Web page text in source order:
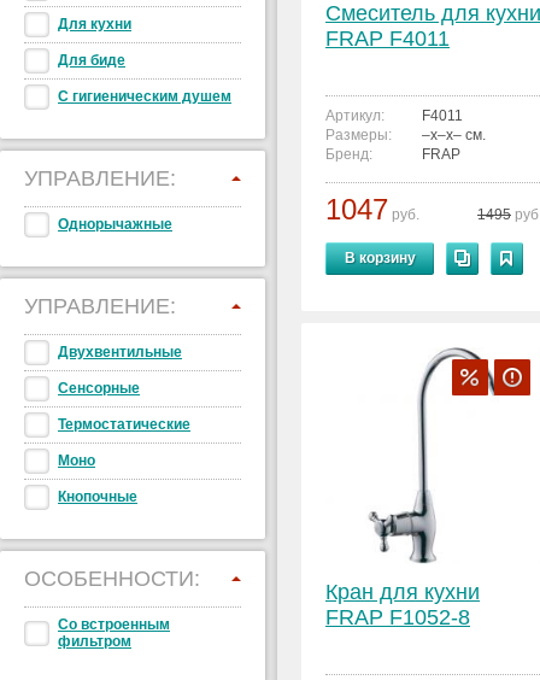
Для кухни
Для биде
С гигиеническим душем
УПРАВЛЕНИЕ:
Однорычажные
УПРАВЛЕНИЕ:
Двухвентильные
Сенсорные
Термостатические
Моно
Кнопочные
ОСОБЕННОСТИ:
Со встроенным
фильтром
Смеситель для кухни
FRAP F4011
Артикул:
F4011
Размеры:
–x–x– см.
Бренд:
FRAP
1047 руб. 1495
В корзину
Кран для кухни
FRAP F1052-8